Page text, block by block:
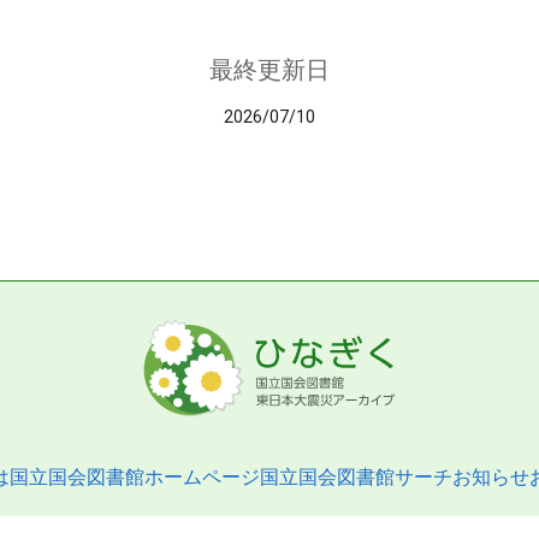
最終更新日
2026/07/10
国立国会図書館ホームページ国立国会図書館サーチお知らせ